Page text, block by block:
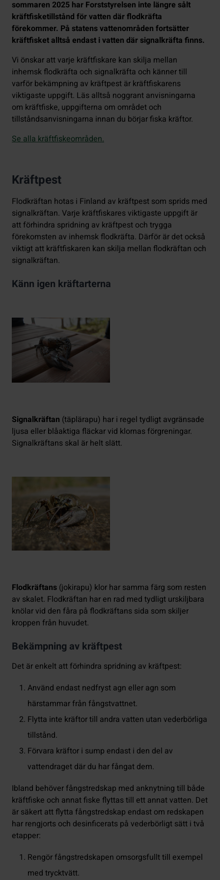
sommaren 2025 har Forststyrelsen inte längre sålt
kräftfisketillstånd för vatten där flodkräfta
förekommer. På statens vattenområden fortsätter
kräftfisket alltså endast i vatten där signalkräfta finns.
Vi önskar att varje kräftfiskare kan skilja mellan
inhemsk flodkräfta och signalkräfta och känner till
varför bekämpning av kräftpest är kräftfiskarens
viktigaste uppgift. Läs alltså noggrant anvisningarna
om kräftfiske, uppgifterna om området och
tillståndsanvisningarna innan du börjar fiska kräftor.
Se alla kräftfiskeområden.
Kräftpest
Flodkräftan hotas i Finland av kräftpest som sprids med
signalkräftan. Varje kräftfiskares viktigaste uppgift är
att förhindra spridning av kräftpest och trygga
förekomsten av inhemsk flodkräfta. Därför är det också
viktigt att kräftfiskaren kan skilja mellan flodkräftan och
signalkräftan.
Känn igen kräftarterna
Signalkräftan (täplärapu) har i regel tydligt avgränsade
ljusa eller blåaktiga fläckar vid klornas förgreningar.
Signalkräftans skal är helt slätt.
Flodkräftans (jokirapu) klor har samma färg som resten
av skalet. Flodkräftan har en rad med tydligt urskiljbara
knölar vid den fåra på flodkräftans sida som skiljer
kroppen från huvudet.
Bekämpning av kräftpest
Det är enkelt att förhindra spridning av kräftpest:
Använd endast nedfryst agn eller agn som
härstammar från fångstvattnet.
Flytta inte kräftor till andra vatten utan vederbörliga
tillstånd.
Förvara kräftor i sump endast i den del av
vattendraget där du har fångat dem.
Ibland behöver fångstredskap med anknytning till både
kräftfiske och annat fiske flyttas till ett annat vatten. Det
är säkert att flytta fångstredskap endast om redskapen
har rengjorts och desinficerats på vederbörligt sätt i två
etapper:
Rengör fångstredskapen omsorgsfullt till exempel
med trycktvätt.